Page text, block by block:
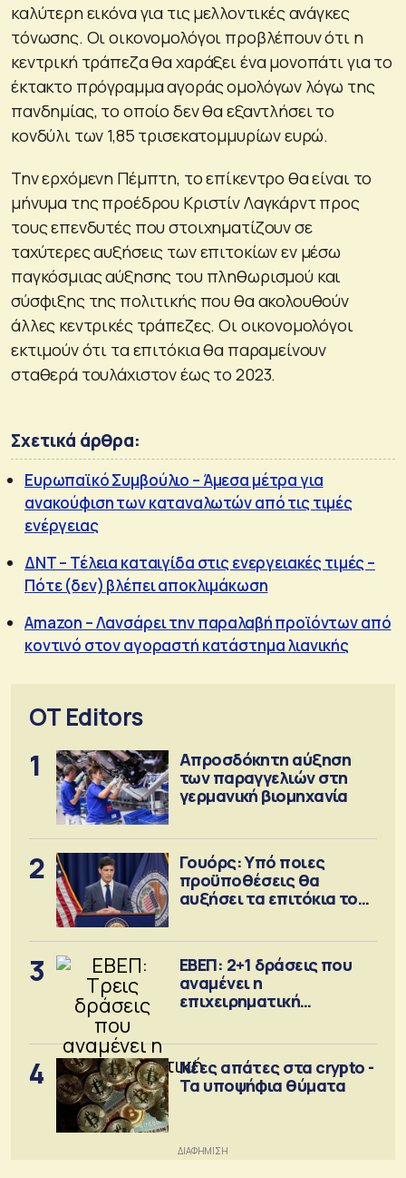
καλύτερη εικόνα για τις μελλοντικές ανάγκες
τόνωσης. Οι οικονομολόγοι προβλέπουν ότι η
κεντρική τράπεζα θα χαράξει ένα μονοπάτι για το
έκτακτο πρόγραμμα αγοράς ομολόγων λόγω της
πανδημίας, το οποίο δεν θα εξαντλήσει το
κονδύλι των 1,85 τρισεκατομμυρίων ευρώ.
Την ερχόμενη Πέμπτη, το επίκεντρο θα είναι το
μήνυμα της προέδρου Κριστίν Λαγκάρντ προς
τους επενδυτές που στοιχηματίζουν σε
ταχύτερες αυξήσεις των επιτοκίων εν μέσω
παγκόσμιας αύξησης του πληθωρισμού και
σύσφιξης της πολιτικής που θα ακολουθούν
άλλες κεντρικές τράπεζες. Οι οικονομολόγοι
εκτιμούν ότι τα επιτόκια θα παραμείνουν
σταθερά τουλάχιστον έως το 2023.
Σχετικά άρθρα:
Ευρωπαϊκό Συμβούλιο – Άμεσα μέτρα για
ανακούφιση των καταναλωτών από τις τιμές
ενέργειας
ΔΝΤ – Τέλεια καταιγίδα στις ενεργειακές τιμές –
Πότε (δεν) βλέπει αποκλιμάκωση
Amazon – Λανσάρει την παραλαβή προϊόντων από
κοντινό στον αγοραστή κατάστημα λιανικής
OT Editors
1
Απροσδόκητη αύξηση
των παραγγελιών στη
γερμανική βιομηχανία
2
Γουόρς: Υπό ποιες
προϋποθέσεις θα
αυξήσει τα επιτόκια τον
3
ΕΒΕΠ: 2+1 δράσεις που
αναμένει η
επιχειρηματική
4
Νέες απάτες στα crypto -
Τα υποψήφια θύματα